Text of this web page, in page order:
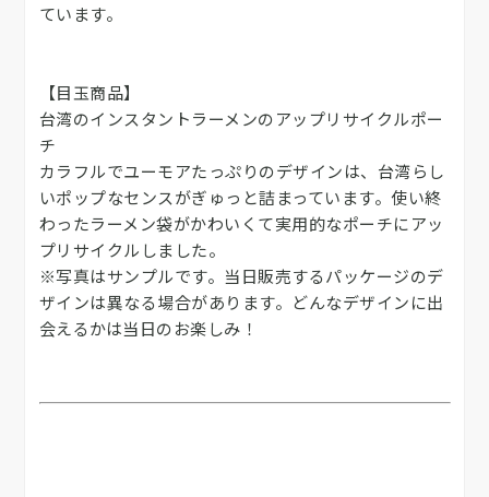
ています。
【目玉商品】
台湾のインスタントラーメンのアップリサイクルポー
チ
カラフルでユーモアたっぷりのデザインは、台湾らし
いポップなセンスがぎゅっと詰まっています。使い終
わったラーメン袋がかわいくて実用的なポーチにアッ
プリサイクルしました。
※写真はサンプルです。当日販売するパッケージのデ
ザインは異なる場合があります。どんなデザインに出
会えるかは当日のお楽しみ！